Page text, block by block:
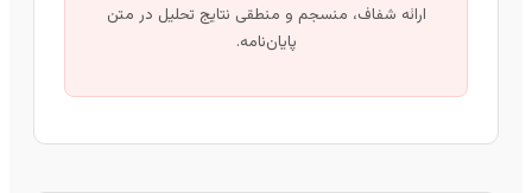
ارائه شفاف، منسجم و منطقی نتایج تحلیل در متن
پایان‌نامه.